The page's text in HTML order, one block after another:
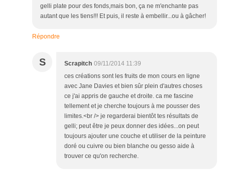
gelli plate pour des fonds,mais bon, ça ne m'enchante pas
autant que les tiens!!! Et puis, il reste à embellir...ou à gâcher!
Répondre
S Scrapitch 09/11/2014 11:39
ces créations sont les fruits de mon cours en ligne
avec Jane Davies et bien sûr plein d'autres choses
ce j'ai appris de gauche et droite. ca me fascine
tellement et je cherche toujours à me pousser des
limites.<br /> je regarderai bientôt tes résultats de
gelli; peut être je peux donner des idées...on peut
toujours ajouter une couche et utiliser de la peinture
doré ou cuivre ou bien blanche ou gesso aide à
trouver ce qu'on recherche.